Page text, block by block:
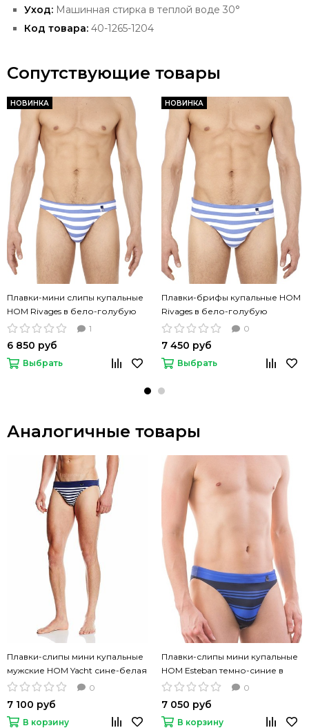
Уход: Машинная стирка в теплой воде 30°
Код товара: 40-1265-1204
Сопутствующие товары
НОВИНКА
Плавки-мини слипы купальные
HOM Rivages в бело-голубую
полоску
1
6 850 руб
Выбрать
НОВИНКА
Плавки-брифы купальные HOM
Rivages в бело-голубую
полоску
0
7 450 руб
Выбрать
Аналогичные товары
Плавки-слипы мини купальные
мужские HOM Yacht сине-белая
полоска
0
7 100 руб
В корзину
Плавки-слипы мини купальные
HOM Esteban темно-синие в
полоску
0
7 050 руб
В корзину